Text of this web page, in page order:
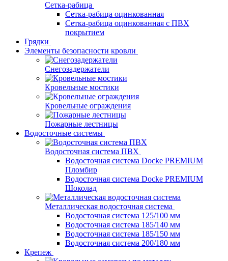
Сетка-рабица
Сетка-рабица оцинкованная
Сетка-рабица оцинкованная с ПВХ
покрытием
Грядки
Элементы безопасности кровли
Снегозадержатели
Кровельные мостики
Кровельные ограждения
Пожарные лестницы
Водосточные системы
Водосточная система ПВХ
Водосточная система Docke PREMIUM
Пломбир
Водосточная система Docke PREMIUM
Шоколад
Металлическая водосточная система
Водосточная система 125/100 мм
Водосточная система 185/140 мм
Водосточная система 185/150 мм
Водосточная система 200/180 мм
Крепеж